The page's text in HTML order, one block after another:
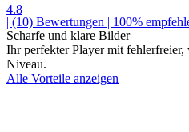
4.8
| (10) Bewertungen | 100%
Scharfe und klare Bilder
Ihr perfekter Player mit
Niveau.
Alle Vorteile anzeigen